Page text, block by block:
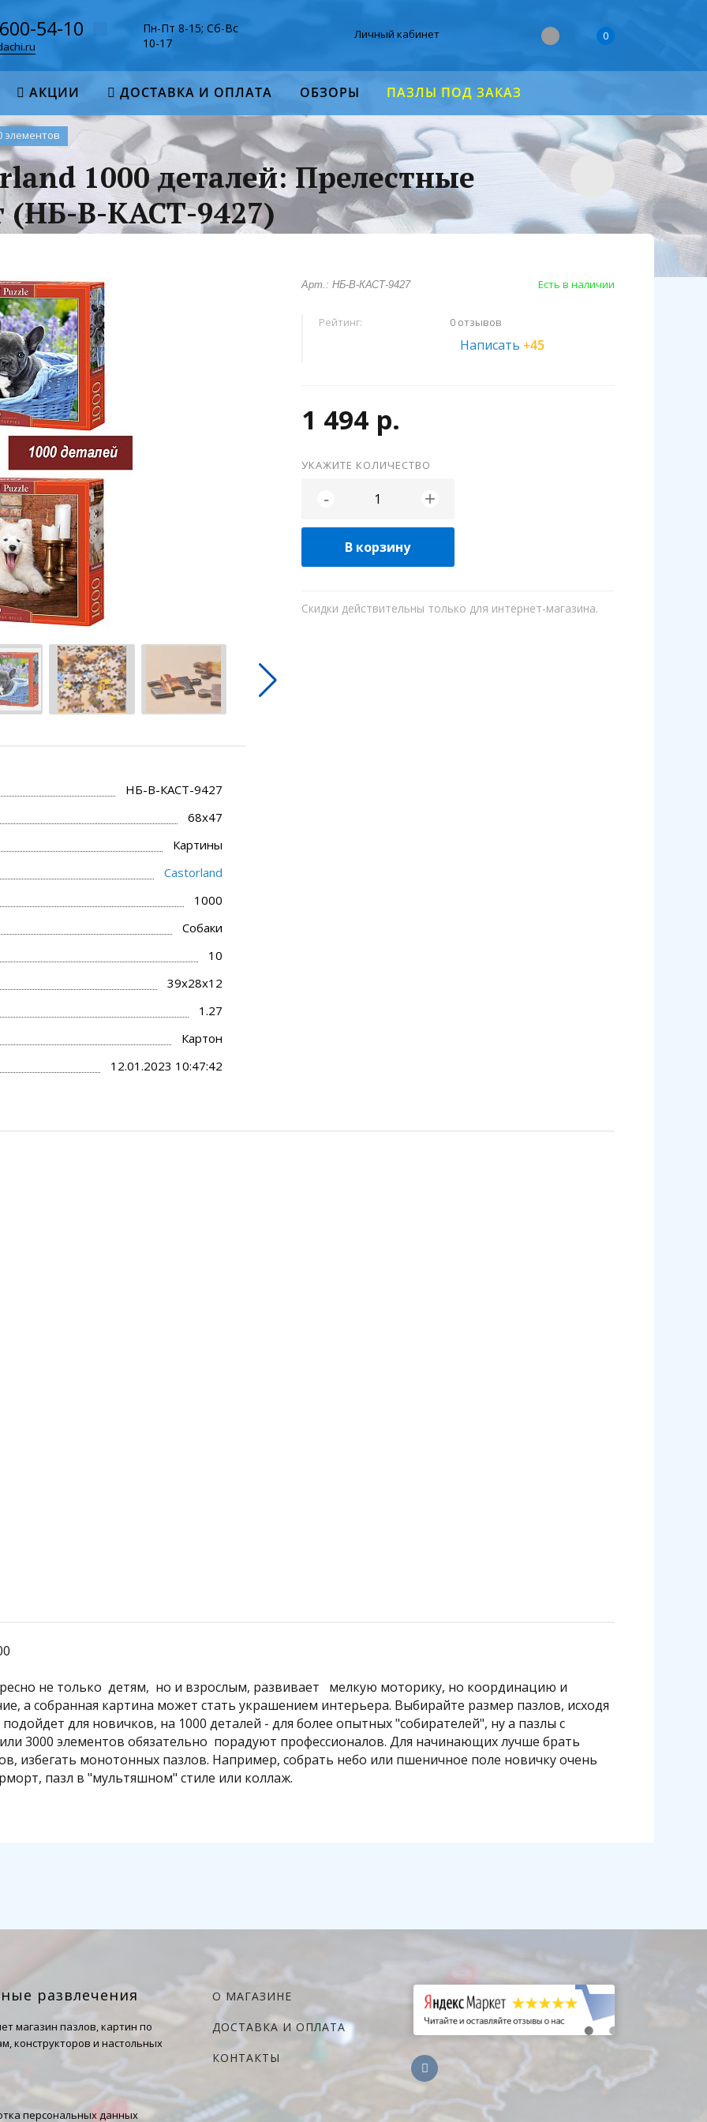
54-10
Пн-Пт 8-15; Сб-Вс
10-17
Личный кабинет 0
АКЦИИ ДОСТАВКА И ОПЛАТА ОБЗОРЫ ПАЗЛЫ ПОД ЗАКАЗ
элементов
1000 деталей: Прелестные
В-КАСТ-9427)
НБ-В-КАСТ-9427
68x47
Картины
Castorland
1000
Собаки
10
39х28х12
1.27
Картон
12.01.2023 10:47:42
Арт.: НБ-В-КАСТ-9427 Есть в наличии
Рейтинг: 0 отзывов
Написать+45
1 494 р.
УКАЖИТЕ КОЛИЧЕСТВО
- +
В корзину
Скидки действительны только для интернет-магазина.
не только детям, но и взрослым, развивает мелкую моторику, но координацию и
а собранная картина может стать украшением интерьера. Выбирайте размер пазлов, исходя
для новичков, на 1000 деталей - для более опытных "собирателей", ну а пазлы с
3000 элементов обязательно порадуют профессионалов. Для начинающих лучше брать
избегать монотонных пазлов. Например, собрать небо или пшеничное поле новичку очень
пазл в "мультяшном" стиле или коллаж.
развлечения
магазин пазлов, картин по
конструкторов и настольных
персональных данных
О МАГАЗИНЕ
ДОСТАВКА И ОПЛАТА
КОНТАКТЫ